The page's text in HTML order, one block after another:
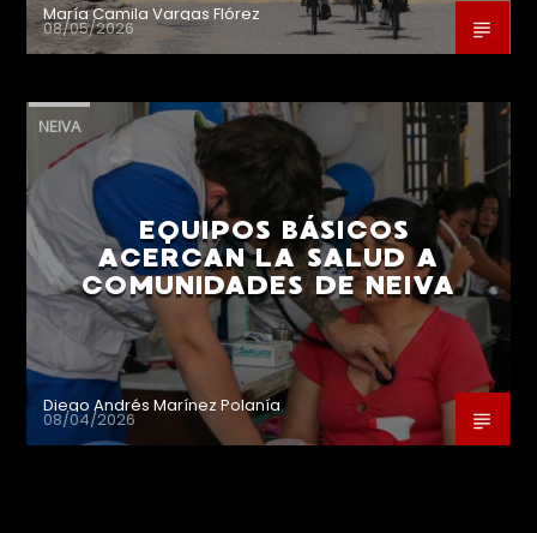
María Camila Vargas Flórez
08/05/2026
NEIVA
EQUIPOS BÁSICOS
ACERCAN LA SALUD A
COMUNIDADES DE NEIVA
Diego Andrés Marínez Polanía
08/04/2026